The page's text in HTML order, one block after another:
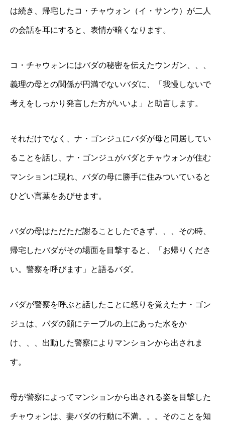
は続き、帰宅したコ・チャウォン（イ・サンウ）が二人
の会話を耳にすると、表情が暗くなります。
コ・チャウォンにはバダの秘密を伝えたウンガン、、、
義理の母との関係が円満でないバダに、「我慢しないで
考えをしっかり発言した方がいいよ」と助言します。
それだけでなく、ナ・ゴンジュにバダが母と同居してい
ることを話し、ナ・ゴンジュがバダとチャウォンが住む
マンションに現れ、バダの母に勝手に住みついていると
ひどい言葉をあびせます。
バダの母はただただ謝ることしたできず、、、その時、
帰宅したバダがその場面を目撃すると、「お帰りくださ
い。警察を呼びます」と語るバダ。
バダが警察を呼ぶと話したことに怒りを覚えたナ・ゴン
ジュは、バダの顔にテーブルの上にあった水をか
け、、、出動した警察によりマンションから出されま
す。
母が警察によってマンションから出される姿を目撃した
チャウォンは、妻バダの行動に不満。。。そのことを知